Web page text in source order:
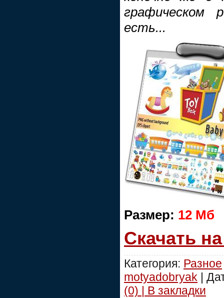
графическом
есть...
Размер: 12 Мб
Скачать
Категория: Разное
motyadobryak |
(0) | В закладки